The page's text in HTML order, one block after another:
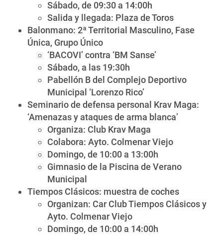
Sábado, de 09:30 a 14:00h
Salida y llegada: Plaza de Toros
Balonmano: 2ª Territorial Masculino, Fase
Única, Grupo Único
‘BACOVI’ contra ‘BM Sanse’
Sábado, a las 19:30h
Pabellón B del Complejo Deportivo
Municipal ‘Lorenzo Rico’
Seminario de defensa personal Krav Maga:
‘Amenazas y ataques de arma blanca’
Organiza: Club Krav Maga
Colabora: Ayto. Colmenar Viejo
Domingo, de 10:00 a 13:00h
Gimnasio de la Piscina de Verano
Municipal
Tiempos Clásicos: muestra de coches
Organizan: Car Club Tiempos Clásicos y
Ayto. Colmenar Viejo
Domingo, de 10:00 a 14:00h